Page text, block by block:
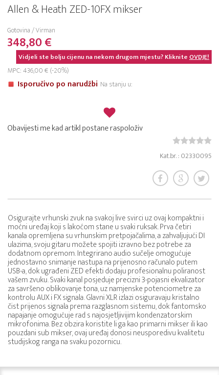
Allen & Heath ZED-10FX mikser
Gotovina / Virman
348,80 €
Vidjeli ste bolju cijenu na nekom drugom mjestu? KlikniteOVDJE!
MPC: 436,00 € (-20%)
Isporučivo po narudžbi Na stanju u:
Obavijesti me kad artikl postane raspoloživ
Kat.br. : 02330095
Osigurajte vrhunski zvuk na svakoj live svirci uz ovaj kompaktni i
moćni uređaj koji s lakoćom stane u svaki ruksak. Prva četiri
kanala opremljena su vrhunskim pretpojačalima, a zahvaljujući DI
ulazima, svoju gitaru možete spojiti izravno bez potrebe za
dodatnom opremom. Integrirano audio sučelje omogućuje
jednostavno snimanje nastupa na prijenosno računalo putem
USB-a, dok ugrađeni ZED efekti dodaju profesionalnu poliranost
vašem zvuku. Svaki kanal posjeduje precizni 3-pojasni ekvalizator
za savršeno oblikovanje tona, uz namjenske potenciometre za
kontrolu AUX i FX signala. Glavni XLR izlazi osiguravaju kristalno
čist prijenos signala prema razglasnom sistemu, dok fantomsko
napajanje omogućuje rad s najosjetljivijim kondenzatorskim
mikrofonima. Bez obzira koristite li ga kao primarni mikser ili kao
pouzdani sub mikser, ovaj uređaj donosi neusporedivu kvalitetu
studijskog ranga na svaku pozornicu.